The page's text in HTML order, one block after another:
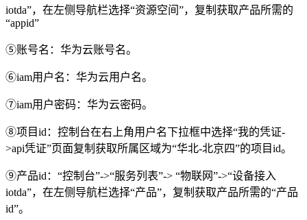
iotda”，在左侧导航栏选择“资源空间”，复制获取产品所需的
“appid”
⑤账号名：华为云账号名。
⑥iam用户名：华为云用户名。
⑦iam用户密码：华为云密码。
⑧项目id：控制台在右上角用户名下拉框中选择“我的凭证-
>api凭证”页面复制获取所属区域为“华北-北京四”的项目id。
⑨产品id：“控制台”->“服务列表”-> “物联网”->“设备接入
iotda”，在左侧导航栏选择“产品”，复制获取产品所需的“产品
id”。